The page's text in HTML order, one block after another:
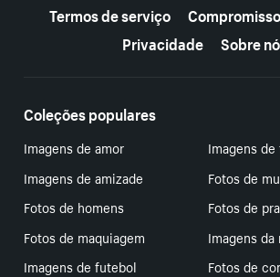
Termos de serviço
Privacidade
Sobre
Coleções populares
Imagens de amor
Imagens
Imagens de amizade
Fotos de
Fotos de homens
Fotos de
Fotos de maquiagem
Imagens da
Imagens de futebol
Fotos de